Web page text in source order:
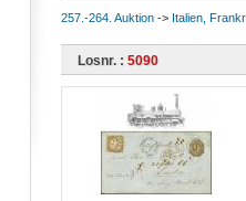
257.-264. Auktion -> Italien,
Losnr. : 5090